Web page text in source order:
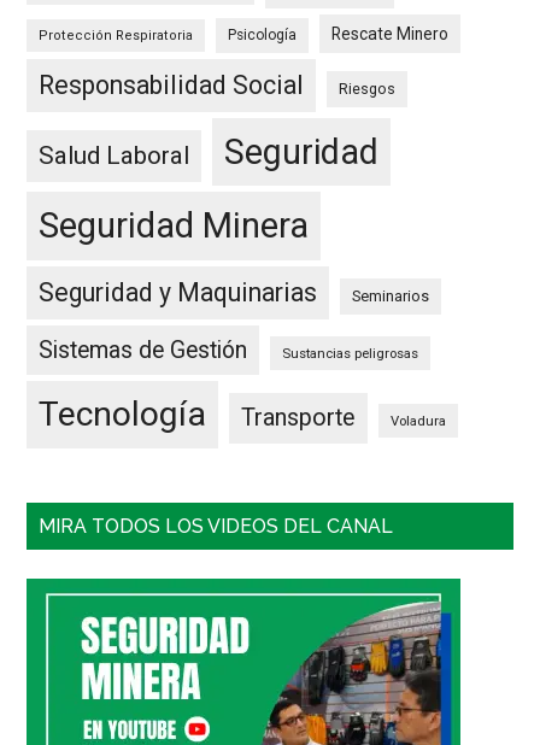
Protección Respiratoria Psicología Rescate Minero
Responsabilidad Social Riesgos
Salud Laboral
Seguridad
Seguridad Minera
Seguridad y Maquinarias Seminarios
Sistemas de Gestión Sustancias peligrosas
Tecnología Transporte Voladura
MIRA TODOS LOS VIDEOS DEL CANAL